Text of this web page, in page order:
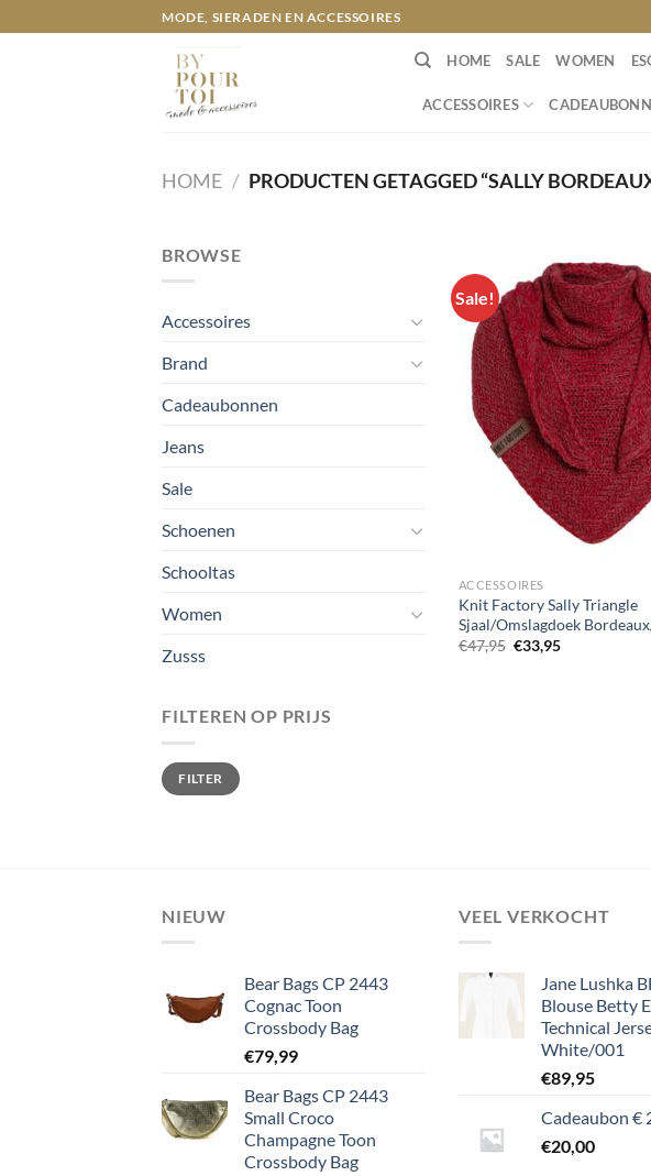
naar
MODE, SIERADEN EN ACCESSOIRES
HOME SALE WOMEN
ACCESSOIRES
HOME / PRODUCTEN GETAGGED “SALLY
BROWSE
Accessoires
Brand
Cadeaubonnen
Jeans
Sale
Schoenen
Schooltas
Women
Zusss
FILTEREN OP PRIJS
Min.
prijs
Max.
prijsFILTER
Sale!
ACCESSOIRES
Knit Factory Sally Triangle
Sjaal/Omslagdoek
€47,95 Oorspronkelijke
prijs
€33,95Huidige
NIEUW
Bear Bags CP 2443
Cognac Toon
Crossbody Bag
€79,99
Bear Bags CP 2443
Small Croco
Champagne Toon
Crossbody Bag
VEEL VERKOCHT
Jane Lushka
Blouse Betty
Technical
White/001
€89,95
Cadeaubon €
€20,00